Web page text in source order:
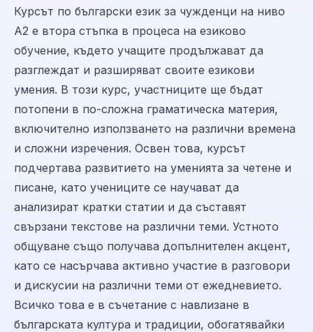
Курсът по български език за чужденци на ниво
А2 е втора стъпка в процеса на езиково
обучение, където учащите продължават да
разглеждат и разширяват своите езикови
умения. В този курс, участниците ще бъдат
потопени в по-сложна граматическа материя,
включително използването на различни времена
и сложни изречения. Освен това, курсът
подчертава развитието на уменията за четене и
писане, като учениците се научават да
анализират кратки статии и да съставят
свързани текстове на различни теми. Устното
общуване също получава допълнителен акцент,
като се насърчава активно участие в разговори
и дискусии на различни теми от ежедневието.
Всичко това е в съчетание с навлизане в
българската култура и традиции, обогатявайки